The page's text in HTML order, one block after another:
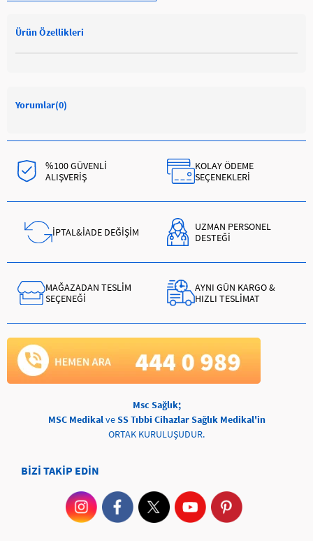
Ürün Özellikleri
Yorumlar(0)
%100 GÜVENLİ
ALIŞVERİŞ
KOLAY ÖDEME
SEÇENEKLERİ
İPTAL&İADE DEĞİŞİM
UZMAN PERSONEL
DESTEĞİ
MAĞAZADAN TESLİM
SEÇENEĞİ
AYNI GÜN KARGO &
HIZLI TESLİMAT
Msc Sağlık;
MSC MedikalveSS Tıbbi Cihazlar Sağlık Medikal'in
ORTAK KURULUŞUDUR.
BİZİ TAKİP EDİN